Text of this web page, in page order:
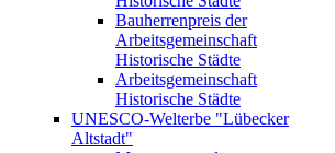
Bauherrenpreis der
Arbeitsgemeinschaft
Historische Städte
Arbeitsgemeinschaft
Historische Städte
UNESCO-Welterbe "Lübecker
Altstadt"